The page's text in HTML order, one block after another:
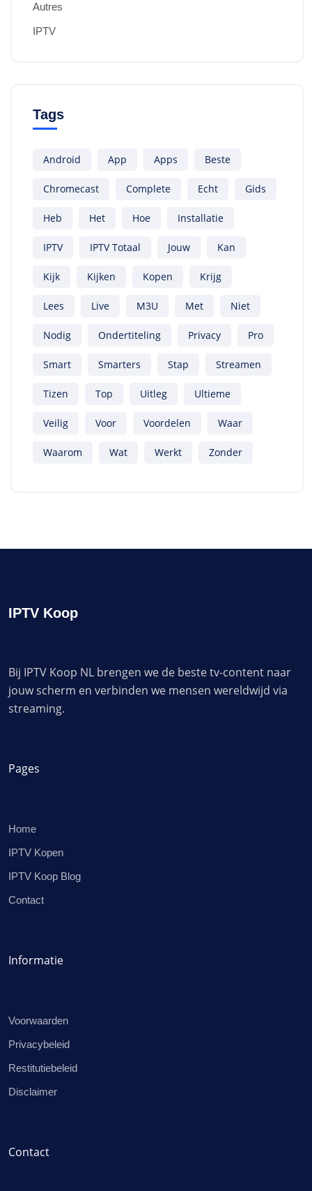
Autres
IPTV
Tags
Android App Apps Beste
Chromecast Complete Echt Gids
Heb Het Hoe Installatie
IPTV IPTV Totaal Jouw Kan
Kijk Kijken Kopen Krijg
Lees Live M3U Met Niet
Nodig Ondertiteling Privacy Pro
Smart Smarters Stap Streamen
Tizen Top Uitleg Ultieme
Veilig Voor Voordelen Waar
Waarom Wat Werkt Zonder
IPTV Koop
Bij IPTV Koop NL brengen we de beste tv-content naar
jouw scherm en verbinden we mensen wereldwijd via
streaming.
Pages
Home
IPTV Kopen
IPTV Koop Blog
Contact
Informatie
Voorwaarden
Privacybeleid
Restitutiebeleid
Disclaimer
Contact